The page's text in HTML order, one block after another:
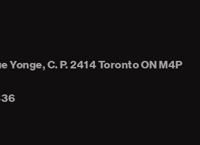
Yonge, C. P. 2414 Toronto ON M4P